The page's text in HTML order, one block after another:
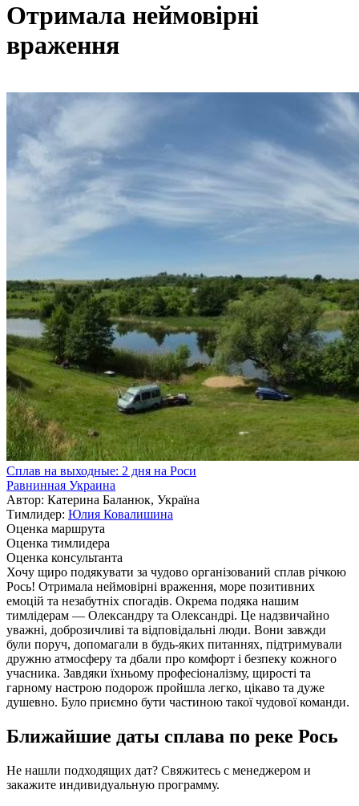
Отримала неймовірні
враження
Сплав на выходные: 2 дня на Роси
Равнинная Украина
Автор: Катерина Баланюк, Україна
Тимлидер: Юлия Ковалишина
Оценка маршрута
Оценка тимлидера
Оценка консультанта
Хочу щиро подякувати за чудово організований сплав річкою
Рось! Отримала неймовірні враження, море позитивних
емоцій та незабутніх спогадів. Окрема подяка нашим
тимлідерам — Олександру та Олександрі. Це надзвичайно
уважні, доброзичливі та відповідальні люди. Вони завжди
були поруч, допомагали в будь-яких питаннях, підтримували
дружню атмосферу та дбали про комфорт і безпеку кожного
учасника. Завдяки їхньому професіоналізму, щирості та
гарному настрою подорож пройшла легко, цікаво та дуже
душевно. Було приємно бути частиною такої чудової команди.
Ближайшие даты сплава по реке Рось
Не нашли подходящих дат? Свяжитесь с менеджером и
закажите индивидуальную программу.